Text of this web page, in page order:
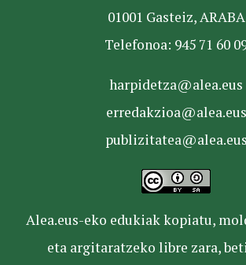
01001 Gasteiz, ARABA
Telefonoa: 945 71 60
harpidetza@alea.eus
erredakzioa@alea.eus
publizitatea@alea.eus
Alea.eus-eko edukiak kopiatu,
eta argitaratzeko libre zara,